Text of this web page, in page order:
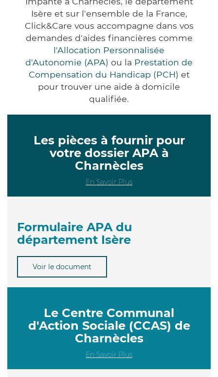
Isère et sur l'ensemble de la France,
Click&Care vous accompagne dans vos
demandes d'aides financières comme
l'Allocation Personnalisée
d'Autonomie (APA) ou la Prestation de
Compensation du Handicap (PCH) et
pour trouver une aide à domicile
qualifiée.
Les pièces à fournir pour
votre dossier APA à
Charnècles
En Savoir Plus
Formulaire APA du
département Isère
Voir le document
Le Centre Communal
d'Action Sociale (CCAS) de
Charnècles
En Savoir Plus